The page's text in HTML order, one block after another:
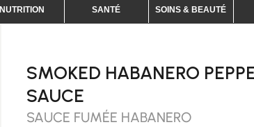
NUTRITION
SANTÉ
SOINS & BEAUTÉ
SMOKED HABANERO
SAUCE
SAUCE FUMÉE HABANERO